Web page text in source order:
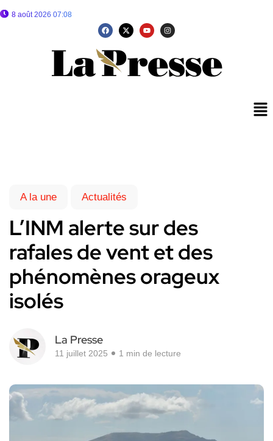
8 août 2026 07:08
A la une Actualités
L’INM alerte sur des
rafales de vent et des
phénomènes orageux
isolés
La Presse
11 juillet 2025 1 min de lecture